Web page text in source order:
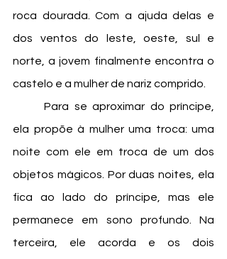
roca dourada. Com a ajuda delas e
dos ventos do leste, oeste, sul e
norte, a jovem finalmente encontra o
castelo e a mulher de nariz comprido.
	Para se aproximar do príncipe,
ela propõe à mulher uma troca: uma
noite com ele em troca de um dos
objetos mágicos. Por duas noites, ela
fica ao lado do príncipe, mas ele
permanece em sono profundo. Na
terceira, ele acorda e os dois